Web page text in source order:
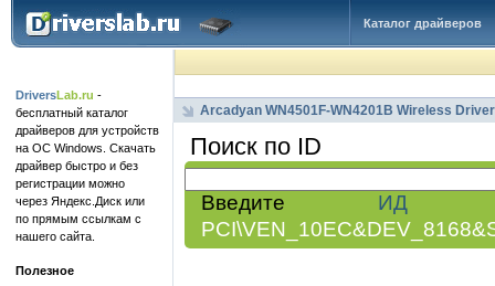
Каталог драйверов
DriversLab.ru -
бесплатный каталог
драйверов для устройств
на ОС Windows. Скачать
драйвер быстро и без
регистрации можно
через Яндекс.Диск или
по прямым ссылкам с
нашего сайта.
Полезное
Arcadyan WN4501F-WN4201B Wireless Driver
Поиск по ID
Введите ИД